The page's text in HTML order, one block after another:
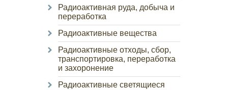
Радиоактивная руда, добыча и
переработка
Радиоактивные вещества
Радиоактивные отходы, сбор,
транспортировка, переработка
и захоронение
Радиоактивные светящиеся